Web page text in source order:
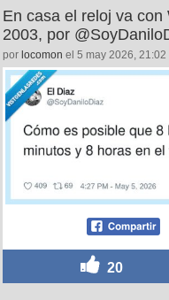
En casa el reloj va con
2003, por
por locomon el 5 may 2026, 21:02
20